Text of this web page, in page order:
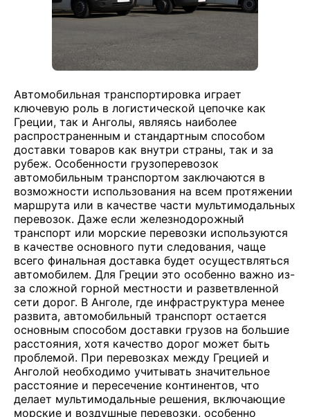
Автомобильная транспортировка играет
ключевую роль в логистической цепочке как
Греции, так и Анголы, являясь наиболее
распространенным и стандартным способом
доставки товаров как внутри страны, так и за
рубеж. Особенности грузоперевозок
автомобильным транспортом заключаются в
возможности использования на всем протяжении
маршрута или в качестве части мультимодальных
перевозок. Даже если железнодорожный
транспорт или морские перевозки используются
в качестве основного пути следования, чаще
всего финальная доставка будет осуществляться
автомобилем. Для Греции это особенно важно из-
за сложной горной местности и разветвленной
сети дорог. В Анголе, где инфраструктура менее
развита, автомобильный транспорт остается
основным способом доставки грузов на большие
расстояния, хотя качество дорог может быть
проблемой. При перевозках между Грецией и
Анголой необходимо учитывать значительное
расстояние и пересечение континентов, что
делает мультимодальные решения, включающие
морские и воздушные перевозки, особенно